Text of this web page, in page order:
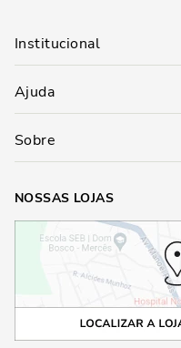
Institucional
Ajuda
Sobre
NOSSAS LOJAS